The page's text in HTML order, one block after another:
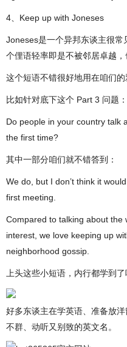
4、Keep up with Joneses
Joneses是一个异邦东谈主很
个俚语轻率即是不被邻居卓越，
这个短语不错很好地用在咱们的
比如针对底下这个 Part 3 问题：
Do people in your country talk
the first time?
其中一部分咱们就不错答到：
We do, but I don’t think it
first meeting.
Compared to talking about the
interest, we love keeping up
neighborhood gossip.
上头这些小短语，内行都学到了
好多东谈主在学英语、准备放
不群、动听又别致的英文名。